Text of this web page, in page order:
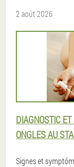
2 août 2026
DIAGNOSTIC
ONGLES AU
Signes et